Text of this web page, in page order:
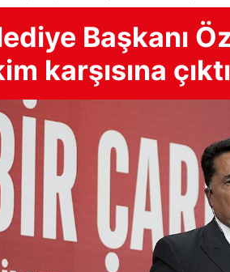
Başkanı
karşısına çıktı